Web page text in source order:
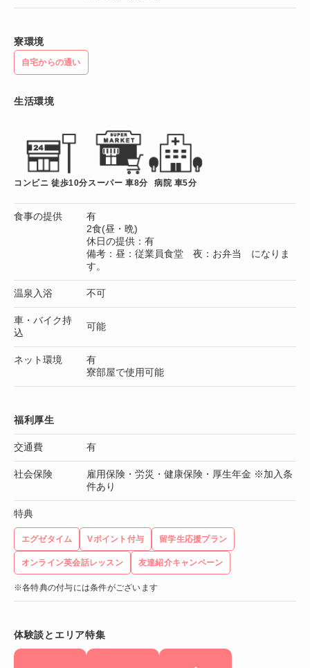
寮環境
自宅からの通い
生活環境
コンビニ 徒歩10分 スーパー 車8分 病院 車5分
食事の提供
有
2食(昼・晩)
休日の提供：有
備考：昼：従業員食堂 夜：お弁当 になりま
す。
温泉入浴 不可
車・バイク持
込
可能
ネット環境
有
寮部屋で使用可能
福利厚生
交通費 有
社会保険
雇用保険・労災・健康保険・厚生年金 ※加入条
件あり
特典
エグゼタイム Vポイント付与 留学生応援プラン
オンライン英会話レッスン 友達紹介キャンペーン
※各特典の付与には条件がございます
体験談とエリア特集